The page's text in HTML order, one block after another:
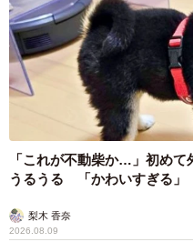
――将来が楽しみですね！
ありました。
コメントをいただくまで、
蓋を開けられていないこと
（笑）。
子を可愛いと言ってもらえ
「これが不動柴か…」初め
うるうる 「かわいすぎる」
梨木 香奈
2026.08.09